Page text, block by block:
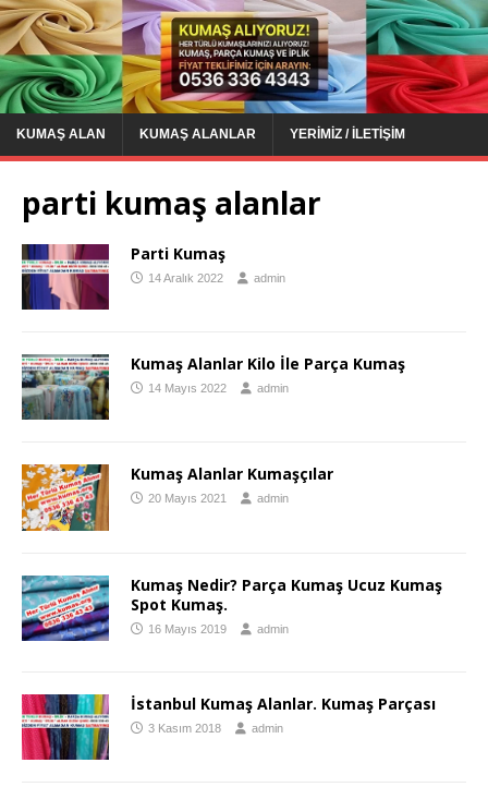
KUMAŞ ALAN KUMAŞ ALANLAR YERIMIZ / İLETIŞIM
parti kumaş alanlar
Parti Kumaş
14 Aralık 2022 admin
Kumaş Alanlar Kilo İle Parça Kumaş
14 Mayıs 2022 admin
Kumaş Alanlar Kumaşçılar
20 Mayıs 2021 admin
Kumaş Nedir? Parça Kumaş Ucuz Kumaş
Spot Kumaş.
16 Mayıs 2019 admin
İstanbul Kumaş Alanlar. Kumaş Parçası
3 Kasım 2018 admin